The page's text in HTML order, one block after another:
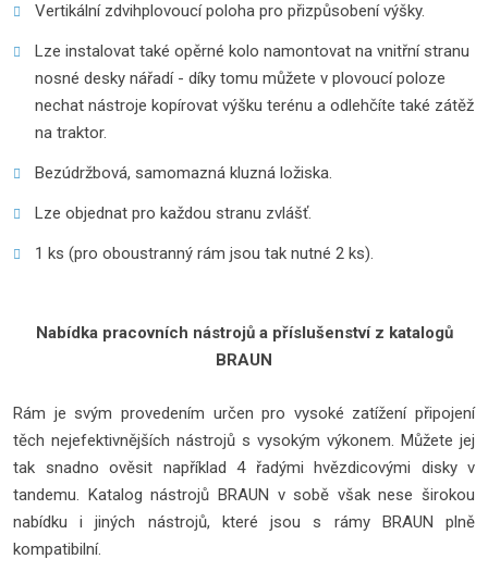
Vertikální zdvihplovoucí poloha pro přizpůsobení výšky.
Lze instalovat také opěrné kolo namontovat na vnitřní stranu
nosné desky nářadí - díky tomu můžete v plovoucí poloze
nechat nástroje kopírovat výšku terénu a odlehčíte také zátěž
na traktor.
Bezúdržbová, samomazná kluzná ložiska.
Lze objednat pro každou stranu zvlášť.
1 ks (pro oboustranný rám jsou tak nutné 2 ks).
Nabídka pracovních nástrojů a příslušenství z katalogů
BRAUN
Rám je svým provedením určen pro vysoké zatížení připojení
těch nejefektivnějších nástrojů s vysokým výkonem. Můžete jej
tak snadno ověsit například 4 řadými hvězdicovými disky v
tandemu. Katalog nástrojů BRAUN v sobě však nese širokou
nabídku i jiných nástrojů, které jsou s rámy BRAUN plně
kompatibilní.